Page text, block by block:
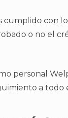
cumplido con
o no el
personal
a todo